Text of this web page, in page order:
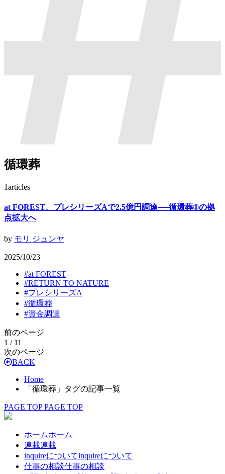
循環葬
1articles
at FOREST、プレシリーズAで2.5億円調達──循環葬®︎の拠
点拡大へ
by モリ ジュンヤ
2025/10/23
#at FOREST
#RETURN TO NATURE
#プレシリーズA
#循環葬
#資金調達
前のページ
1 / 11
次のページ
BACK
Home
「循環葬」タグの記事一覧
PAGE TOP PAGE TOP
ホームホーム
連載連載
inquireについてinquireについて
仕事の相談仕事の相談